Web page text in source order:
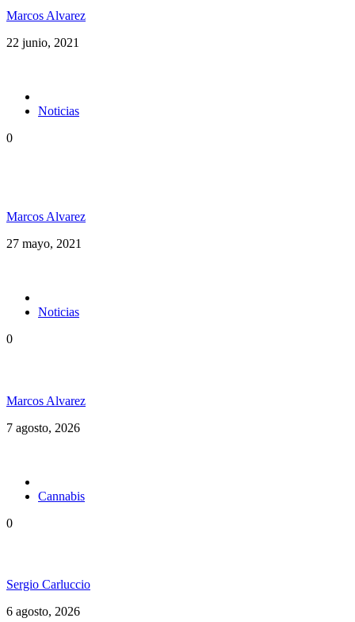
Marcos Alvarez
22 junio, 2021
Noticias
0
Marcos Alvarez
27 mayo, 2021
Noticias
0
Marcos Alvarez
7 agosto, 2026
Cannabis
0
Sergio Carluccio
6 agosto, 2026